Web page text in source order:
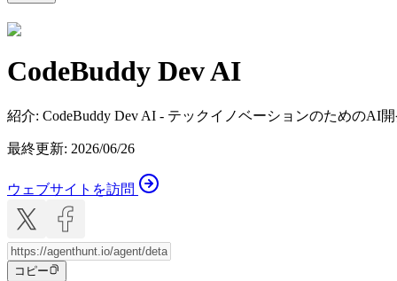
CodeBuddy Dev AI
紹介: CodeBuddy Dev AI - テックイノベーションのためのAI
最終更新: 2026/06/26
ウェブサイトを訪問
コピー